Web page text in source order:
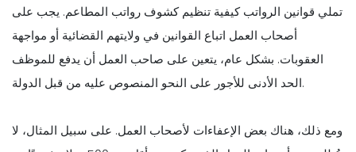
تملي قوانين الرواتب كيفية تنظيم كشوف رواتب المطاعم. يجب على
أصحاب العمل اتباع القوانين في ولايتهم القضائية أو مواجهة
العقوبات. بشكل عام، يتعين على صاحب العمل أن يدفع للموظف
الحد الأدنى للأجور على النحو المنصوص عليه من قبل الدولة.
ومع ذلك، هناك بعض الإعفاءات لأصحاب العمل. على سبيل المثال، لا